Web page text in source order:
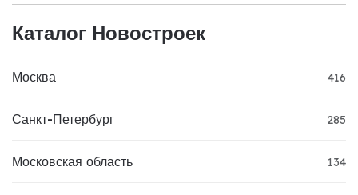
Каталог Новостроек
Москва 416
Санкт-Петербург 285
Московская область 134